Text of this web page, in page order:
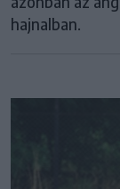
hajnalban.